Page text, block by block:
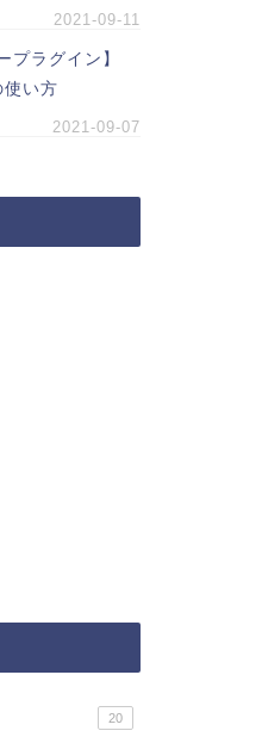
2021-09-11
プラグイン】
い方
2021-09-07
20